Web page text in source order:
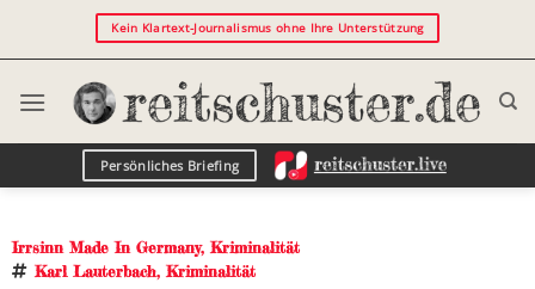
Kein Klartext-Journalismus ohne Ihre Unterstützung
Persönliches Briefing
Irrsinn Made In Germany, Kriminalität
Karl Lauterbach, Kriminalität